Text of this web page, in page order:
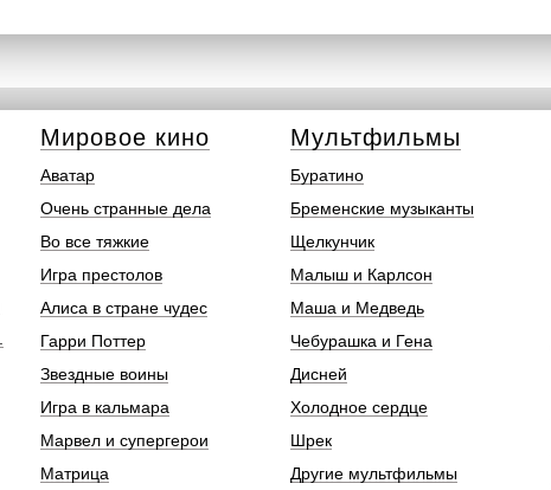
Мировое кино
Аватар
Очень странные дела
Во все тяжкие
Игра престолов
Алиса в стране чудес
Гарри Поттер
Звездные воины
Игра в кальмара
Марвел и супергерои
Матрица
Мультфильмы
Буратино
Бременские музыканты
Щелкунчик
Малыш и Карлсон
Маша и Медведь
Чебурашка и Гена
Дисней
Холодное сердце
Шрек
Другие мультфильмы